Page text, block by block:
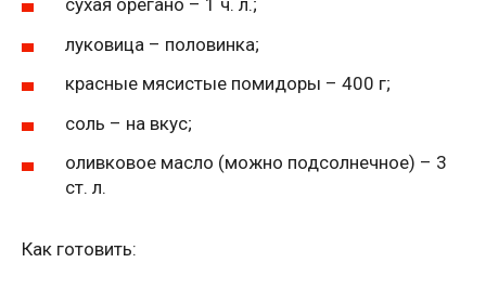
луковица – половинка;
красные мясистые помидоры – 400 г;
соль – на вкус;
оливковое масло (можно подсолнечное) – 3
ст. л.
Как готовить: